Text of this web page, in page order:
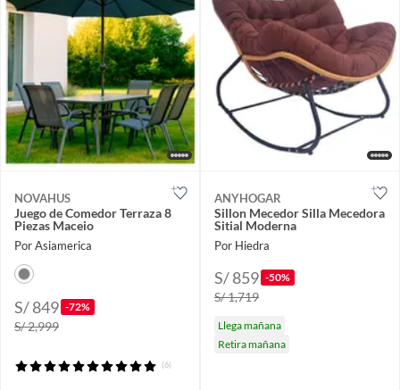
NOVAHUS
Juego de Comedor Terraza 8
Piezas Maceio
Por Asiamerica
S/ 849 -72%
S/ 2,999
(6)
ANYHOGAR
Sillon Mecedor Silla Mecedora
Sitial Moderna
Por Hiedra
S/ 859 -50%
S/ 1,719
Llega mañana
Retira mañana